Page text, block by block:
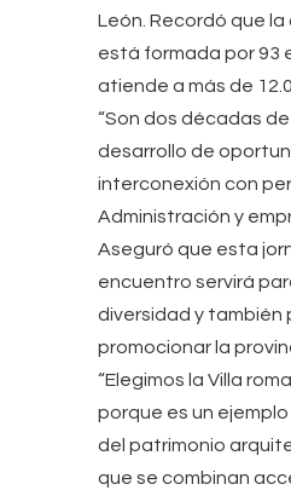
León. Recordó que
está formada por 93
atiende a más de
“Son dos décadas
desarrollo de
interconexión con
Administración y
Aseguró que esta
encuentro servirá
diversidad y también
promocionar la
“Elegimos la Villa
porque es un
del patrimonio
que se combinan